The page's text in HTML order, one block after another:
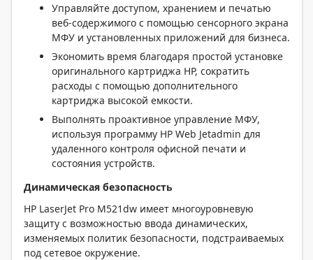
Управляйте доступом, хранением и печатью
веб-содержимого с помощью сенсорного экрана
МФУ и установленных приложений для бизнеса.
Экономить время благодаря простой установке
оригинального картриджа HP, сократить
расходы с помощью дополнительного
картриджа высокой емкости.
Выполнять проактивное управление МФУ,
используя программу HP Web Jetadmin для
удаленного контроля офисной печати и
состояния устройств.
Динамическая безопасность
HP LaserJet Pro M521dw имеет многоуровневую
защиту с возможностью ввода динамических,
изменяемых политик безопасности, подстраиваемых
под сетевое окружение.